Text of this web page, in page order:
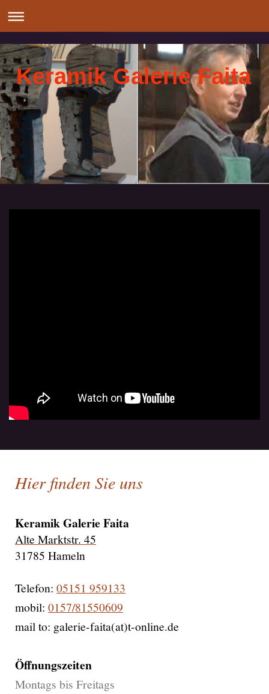
Keramik Galerie Faita
Hier finden Sie uns
Keramik Galerie Faita
Alte Marktstr. 45
31785 Hameln
Telefon: 05151 959133
mobil: 0157/81550609
mail to: galerie-faita(at)t-online.de
Öffnungszeiten
Montags bis Freitags